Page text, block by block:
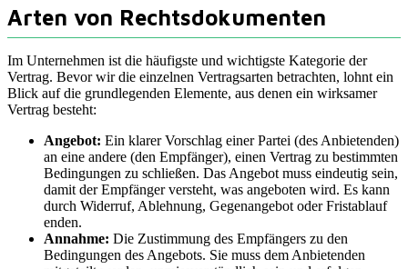
Arten von Rechtsdokumenten
Im Unternehmen ist die häufigste und wichtigste Kategorie der
Vertrag. Bevor wir die einzelnen Vertragsarten betrachten, lohnt ein
Blick auf die grundlegenden Elemente, aus denen ein wirksamer
Vertrag besteht:
Angebot: Ein klarer Vorschlag einer Partei (des Anbietenden)
an eine andere (den Empfänger), einen Vertrag zu bestimmten
Bedingungen zu schließen. Das Angebot muss eindeutig sein,
damit der Empfänger versteht, was angeboten wird. Es kann
durch Widerruf, Ablehnung, Gegenangebot oder Fristablauf
enden.
Annahme: Die Zustimmung des Empfängers zu den
Bedingungen des Angebots. Sie muss dem Anbietenden